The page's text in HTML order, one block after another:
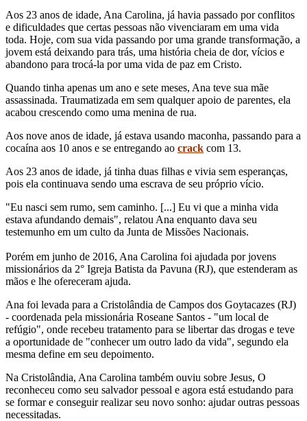
Aos 23 anos de idade, Ana Carolina, já havia passado por conflitos
e dificuldades que certas pessoas não vivenciaram em uma vida
toda. Hoje, com sua vida passando por uma grande transformação, a
jovem está deixando para trás, uma história cheia de dor, vícios e
abandono para trocá-la por uma vida de paz em Cristo.
Quando tinha apenas um ano e sete meses, Ana teve sua mãe
assassinada. Traumatizada em sem qualquer apoio de parentes, ela
acabou crescendo como uma menina de rua.
Aos nove anos de idade, já estava usando maconha, passando para a
cocaína aos 10 anos e se entregando ao crack com 13.
Aos 23 anos de idade, já tinha duas filhas e vivia sem esperanças,
pois ela continuava sendo uma escrava de seu próprio vício.
"Eu nasci sem rumo, sem caminho. [...] Eu vi que a minha vida
estava afundando demais", relatou Ana enquanto dava seu
testemunho em um culto da Junta de Missões Nacionais.
Porém em junho de 2016, Ana Carolina foi ajudada por jovens
missionários da 2° Igreja Batista da Pavuna (RJ), que estenderam as
mãos e lhe ofereceram ajuda.
Ana foi levada para a Cristolândia de Campos dos Goytacazes (RJ)
- coordenada pela missionária Roseane Santos - "um local de
refúgio", onde recebeu tratamento para se libertar das drogas e teve
a oportunidade de "conhecer um outro lado da vida", segundo ela
mesma define em seu depoimento.
Na Cristolândia, Ana Carolina também ouviu sobre Jesus, O
reconheceu como seu salvador pessoal e agora está estudando para
se formar e conseguir realizar seu novo sonho: ajudar outras pessoas
necessitadas.